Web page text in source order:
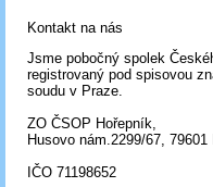
Kontakt na nás
Jsme pobočný spolek
registrovaný pod spisovou
soudu v Praze.
ZO ČSOP Hořepník,
Husovo nám.2299/67,
IČO 71198652